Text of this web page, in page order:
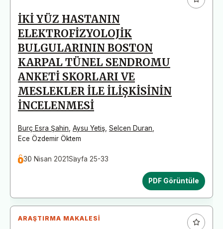
İKİ YÜZ HASTANIN
ELEKTROFİZYOLOJİK
BULGULARININ BOSTON
KARPAL TÜNEL SENDROMU
ANKETİ SKORLARI VE
MESLEKLER İLE İLİŞKİSİNİN
İNCELENMESİ
Burç Esra Şahin Aysu Yetiş Selcen Duran
Ece Özdemir Öktem
30 Nisan 2021Sayfa 25-33
PDF Görüntüle
ARAŞTIRMA MAKALESI